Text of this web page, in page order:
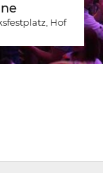
, Hof